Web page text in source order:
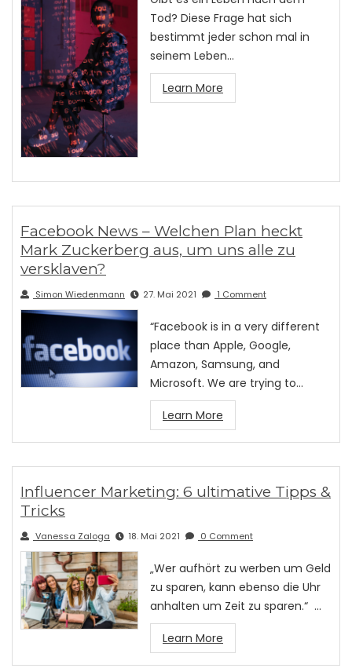
Tod? Diese Frage hat sich
bestimmt jeder schon mal in
seinem Leben…
Learn More
Facebook News – Welchen Plan heckt
Mark Zuckerberg aus, um uns alle zu
versklaven?
Simon Wiedenmann 27. Mai 2021 1 Comment
“Facebook is in a very different
place than Apple, Google,
Amazon, Samsung, and
Microsoft. We are trying to…
Learn More
Influencer Marketing: 6 ultimative Tipps &
Tricks
Vanessa Zaloga 18. Mai 2021 0 Comment
„Wer aufhört zu werben um Geld
zu sparen, kann ebenso die Uhr
anhalten um Zeit zu sparen.“ …
Learn More